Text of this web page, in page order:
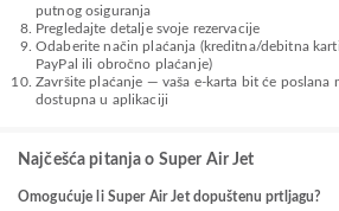
putnog osiguranja
Pregledajte detalje svoje rezervacije
Odaberite način plaćanja (kreditna/debitna
PayPal ili obročno plaćanje)
Završite plaćanje — vaša e-karta bit će poslana
dostupna u aplikaciji
Najčešća pitanja o Super Air Jet
Omogućuje li Super Air Jet dopuštenu prtljagu?